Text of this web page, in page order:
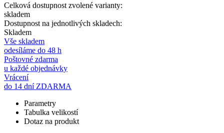
Celková dostupnost zvolené varianty:
skladem
Dostupnost na jednotlivých skladech:
Skladem
Vše skladem
odesíláme do 48 h
Poštovné zdarma
u každé objednávky
Vrácení
do 14 dní ZDARMA
Parametry
Tabulka velikostí
Dotaz na produkt